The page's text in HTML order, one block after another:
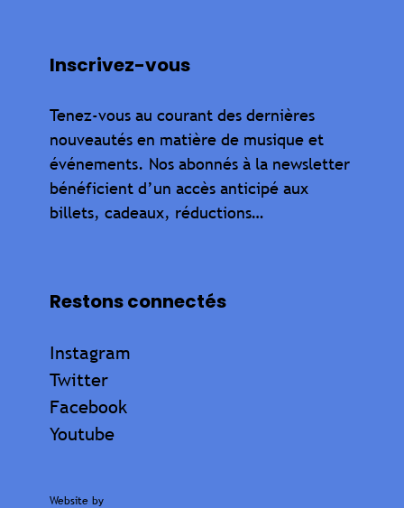
Inscrivez-vous
Tenez-vous au courant des dernières
nouveautés en matière de musique et
événements. Nos abonnés à la newsletter
bénéficient d’un accès anticipé aux
billets, cadeaux, réductions…
Restons connectés
Instagram
Twitter
Facebook
Youtube
Website by